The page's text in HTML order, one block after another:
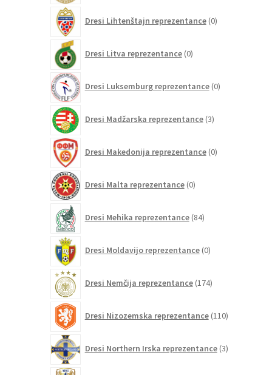
Dresi Lihtenštajn reprezentance 0izdelkov
Dresi Litva reprezentance 0izdelkov
Dresi Luksemburg reprezentance 0izdelkov
Dresi Madžarska reprezentance 3izdelki
Dresi Makedonija reprezentance 0izdelkov
Dresi Malta reprezentance 0izdelkov
Dresi Mehika reprezentance 84izdelkov
Dresi Moldavijo reprezentance 0izdelkov
Dresi Nemčija reprezentance 174izdelkov
Dresi Nizozemska reprezentance 110izdelkov
Dresi Northern Irska reprezentance 3izdelki